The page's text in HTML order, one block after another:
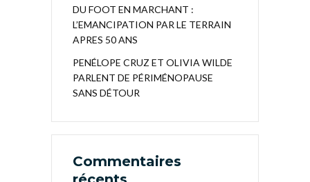
DU FOOT EN MARCHANT :
L’EMANCIPATION PAR LE TERRAIN
APRES 50 ANS
PENÉLOPE CRUZ ET OLIVIA WILDE
PARLENT DE PÉRIMÉNOPAUSE
SANS DÉTOUR
Commentaires